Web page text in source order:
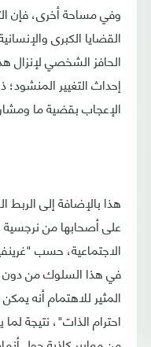
وفي مساحة أخرى، فإن
القضايا الكبرى
الحافز الشخصي لإنزال
إحداث التغيير
الإعجاب بقضية ما
هذا بالإضافة إلى
على أصحابها من
الاجتماعية، حسب
في هذا السلوك من دون
المثير للاهتمام أنه
احترام الذات"، نتيجة